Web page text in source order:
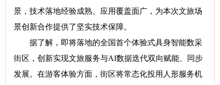
景，技术落地经验成熟、应用覆盖面广，为本次文旅场
景创新合作提供了坚实技术保障。
据了解，即将落地的全国首个体验式具身智能数采
街区，创新实现文旅服务与AI数据迭代双向赋能、同步
发展。在游客体验方面，街区将常态化投用人形服务机